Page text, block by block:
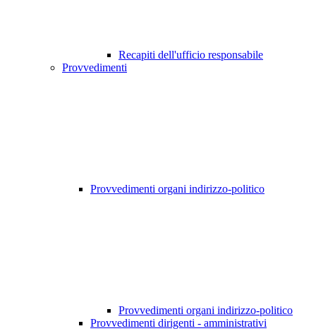
Recapiti dell'ufficio responsabile
Provvedimenti
Provvedimenti organi indirizzo-politico
Provvedimenti organi indirizzo-politico
Provvedimenti dirigenti - amministrativi